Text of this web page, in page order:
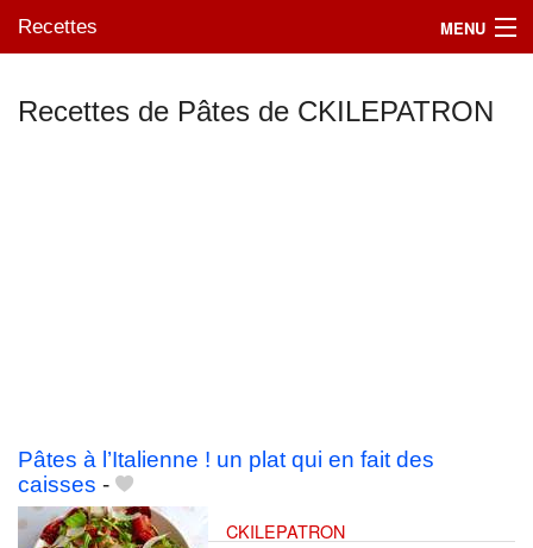
Recettes MENU
Recettes de Pâtes de CKILEPATRON
Pâtes à l’Italienne ! un plat qui en fait des
caisses -
CKILEPATRON